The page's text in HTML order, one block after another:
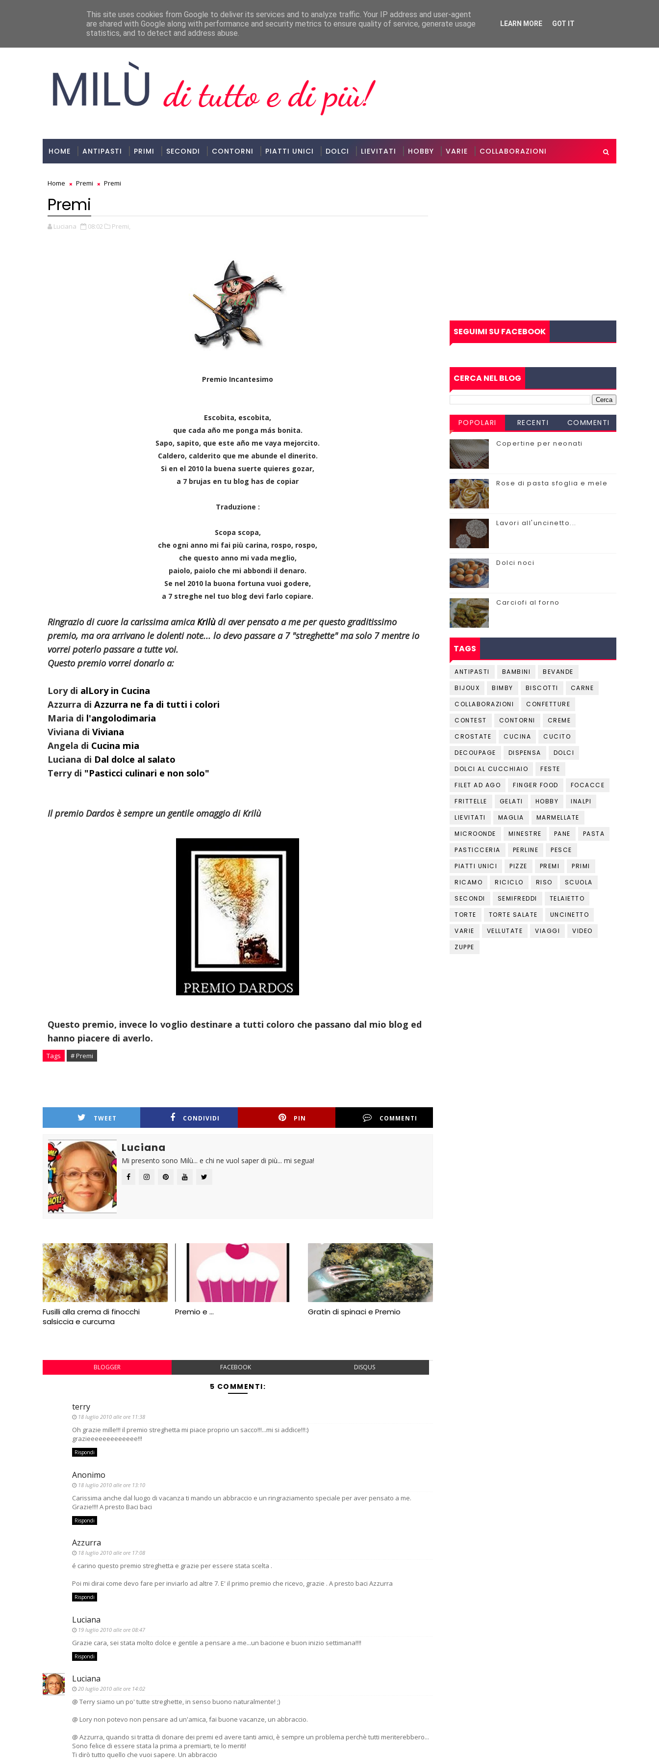
Milù, Di Tutto E Di Più!
ULTIMI POST Festeggiamento riuscito VARIE Le nostre nozze d'oro
HOME ANTIPASTI PRIMI SECONDI CONTORNI PIATTI UNICI DOLCI LIEVITATI HOBBY VARIE COLLABORAZIONI
Home Premi Premi
Premi
Luciana 08:02 Premi,
Premio Incantesimo
Escobita, escobita,
que cada año me ponga más bonita.
Sapo, sapito, que este año me vaya mejorcito.
Caldero, calderito que me abunde el dinerito.
Si en el 2010 la buena suerte quieres gozar,
a 7 brujas en tu blog has de copiar
Traduzione :
Scopa scopa,
che ogni anno mi fai più carina, rospo, rospo,
che questo anno mi vada meglio,
paiolo, paiolo che mi abbondi il denaro.
Se nel 2010 la buona fortuna vuoi godere,
a 7 streghe nel tuo blog devi farlo copiare.
Ringrazio di cuore la carissima amicaKrilù di aver pensato a me per questo graditissimo
premio, ma ora arrivano le dolenti note... lo devo passare a 7 "streghette" ma solo 7 mentre io
vorrei poterlo passare a tutte voi.
Questo premio vorrei donarlo a:
Lory di alLory in Cucina
Azzurra di Azzurra ne fa di tutti i colori
Maria di l'angolodimaria
Viviana di Viviana
Angela di Cucina mia
Luciana di Dal dolce al salato
Terry di "Pasticci culinari e non solo"
Il premio Dardos è sempre un gentile omaggio di Krilù
Questo premio, invece lo voglio destinare a tutti coloro che passano dal mio blog ed
hanno piacere di averlo.
Tags # Premi
TWEET CONDIVIDI PIN COMMENTI
Luciana
Mi presento sono Milù... e chi ne vuol saper di più... mi segua!
Fusilli alla crema di finocchi
salsiccia e curcuma
Premio e ... Gratin di spinaci e Premio
BLOGGER FACEBOOK DISQUS
5 COMMENTI:
terry
18 luglio 2010 alle ore 11:38
Oh grazie mille!!! il premio streghetta mi piace proprio un sacco!!!...mi si addice!!!:)
grazieeeeeeeeeeeee!!!
Rispondi
Anonimo
18 luglio 2010 alle ore 13:10
Carissima anche dal luogo di vacanza ti mando un abbraccio e un ringraziamento speciale per aver pensato a me.
Grazie!!!! A presto Baci baci
Rispondi
Azzurra
18 luglio 2010 alle ore 17:08
é carino questo premio streghetta e grazie per essere stata scelta .
Poi mi dirai come devo fare per inviarlo ad altre 7. E' il primo premio che ricevo, grazie . A presto baci Azzurra
Rispondi
Luciana
19 luglio 2010 alle ore 08:47
Grazie cara, sei stata molto dolce e gentile a pensare a me...un bacione e buon inizio settimana!!!!
Rispondi
Luciana
20 luglio 2010 alle ore 14:02
@ Terry siamo un po' tutte streghette, in senso buono naturalmente! ;)
@ Lory non potevo non pensare ad un'amica, fai buone vacanze, un abbraccio.
@ Azzurra, quando si tratta di donare dei premi ed avere tanti amici, è sempre un problema perchè tutti meriterebbero...
Sono felice di essere stata la prima a premiarti, te lo meriti!
Ti dirò tutto quello che vuoi sapere. Un abbraccio
SEGUIMI SU FACEBOOK
CERCA NEL BLOG
POPOLARI RECENTI COMMENTI
Copertine per neonati
Rose di pasta sfoglia e mele
Lavori all'uncinetto...
Dolci noci
Carciofi al forno
TAGS
ANTIPASTI BAMBINI
BEVANDE
BIJOUX
BIMBY BISCOTTI
CARNE
COLLABORAZIONI
CONFETTURE
CONTEST
CONTORNI
CREME
CROSTATE
CUCINA
CUCITO
DECOUPAGE
DISPENSA
DOLCI
DOLCI AL CUCCHIAIO
FESTE
FILET AD AGO
FINGER FOOD
FOCACCE
FRITTELLE
GELATI HOBBY
INALPI
LIEVITATI
MAGLIA
MARMELLATE
MICROONDE
MINESTRE PANE
PASTA
PASTICCERIA
PERLINE
PESCE
PIATTI UNICI
PIZZE PREMI
PRIMI
RICAMO
RICICLO RISO
SCUOLA
SECONDI
SEMIFREDDI
TELAIETTO
TORTE
TORTE SALATE
UNCINETTO
VARIE
VELLUTATE VIAGGI
VIDEO
ZUPPE
This site uses cookies from Google to deliver its services and to analyze traffic. Your IP address and user-agent
are shared with Google along with performance and security metrics to ensure quality of service, generate usage
statistics, and to detect and address abuse.
LEARN MORE GOT IT